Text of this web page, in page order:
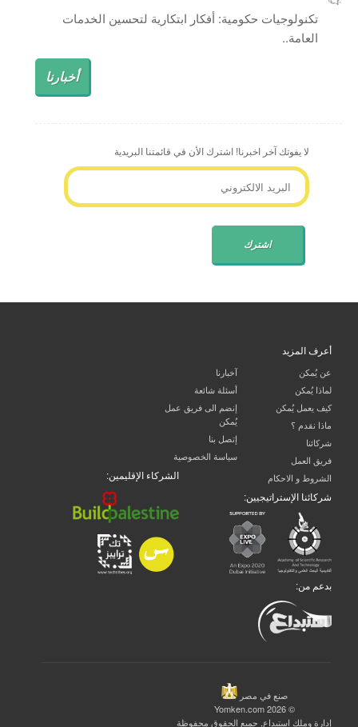
تكنولوجيات حكومية: أفكار ابتكارية لتحسين الخدمات
العامة..
أخبارنا
لا يفوتك آخر اخبرنا! اشترك الأن في قائمتنا البريدية
أعرف المزيد
عن يُمكن
لماذا يُمكن
كيف يعمل يُمكن
ماذا نقدم ؟
شركائنا
فريق العمل
الشروط و الاحكام
آخبارنا
أسئلة شائعة
إنضم الى فريق عمل
يُمكن
إتصل بنا
سياسة الخصوصية
الشركاء الإقليمين:
شركائنا الإستراتيجيين:
بدعم من:
صنع في مصر
© 2026 Yomken.com
إدارة وملك استبداع , جميع الحقوق محفوظة